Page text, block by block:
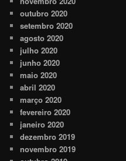
outubro 2020
setembro 2020
agosto 2020
julho 2020
junho 2020
maio 2020
abril 2020
março 2020
fevereiro 2020
janeiro 2020
dezembro 2019
novembro 2019